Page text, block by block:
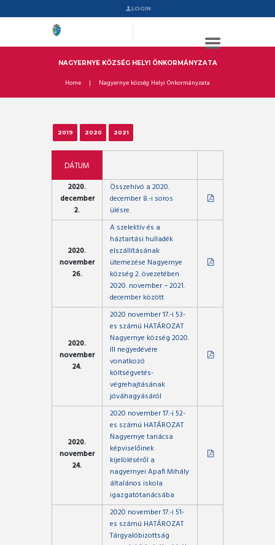
LOGIN
NAGYERNYE KÖZSÉG HELYI ÖNKORMÁNYZATA
Home Nagyernye község Helyi Önkormányzata
2019 2020 2021
DÁTUM
2020.
december
2.
Összehívó a 2020.
december 8.-i soros
ülésre.
2020.
november
26.
A szelektív és a
háztartási hulladék
elszállításának
ütemezése Nagyernye
község 2. övezetében
2020. november – 2021.
december között
2020.
november
24.
2020 november 17.-i 53-
es számú HATÁROZAT
Nagyernye község 2020.
III negyedévére
vonatkozó
költségvetés-
végrehajtásának
jóváhagyásáról
2020.
november
24.
2020 november 17.-i 52-
es számú HATÁROZAT
Nagyernye tanácsa
képviselőinek
kijelöléséről a
nagyernyei Apafi Mihály
általános iskola
igazgatótanácsába
2020 november 17.-i 51-
es számú HATÁROZAT
Tárgyalóbizottság